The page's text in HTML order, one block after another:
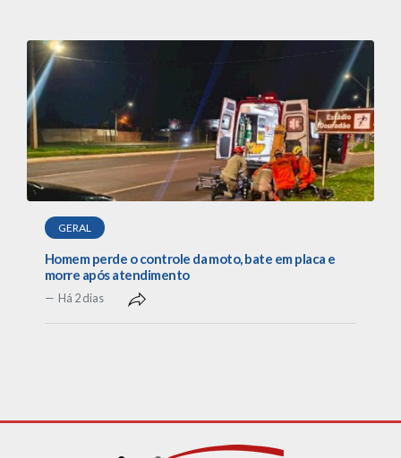
GERAL
Homem perde o controle da moto, bate em placa e
morre após atendimento
Há 2 dias